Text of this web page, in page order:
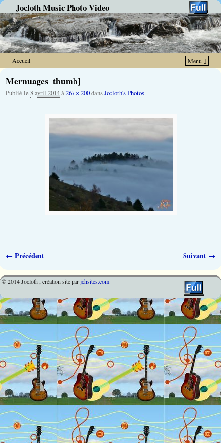
Jocloth Music Photo Video
Accueil Menu ↓
Mernuages_thumb]
Publié le 8 avril 2014à267 × 200dansJocloth’s Photos
Navigation des images
← Précédent Suivant →
© 2014 Jocloth , création site parjchsites.com